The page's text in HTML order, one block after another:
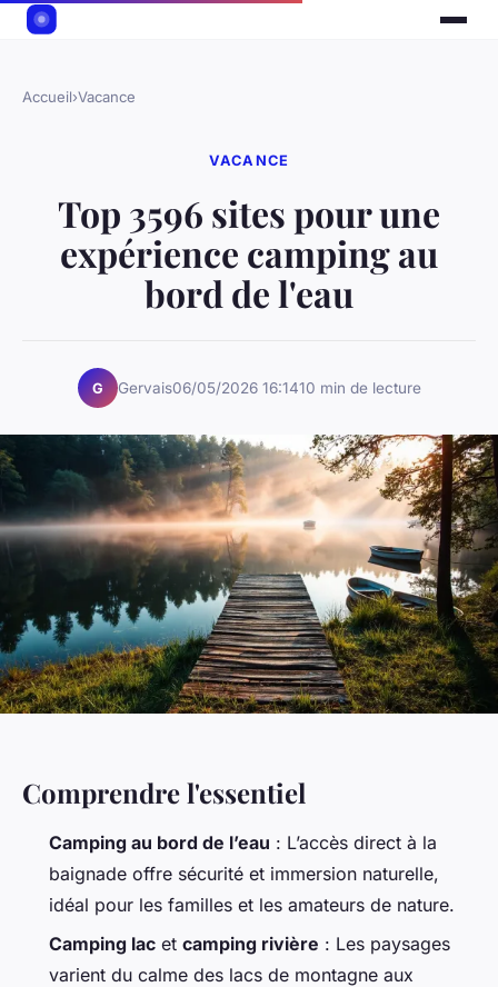
Accueil›Vacance
VACANCE
Top 3596 sites pour une
expérience camping au
bord de l'eau
G Gervais06/05/2026 16:1410 min de lecture
Comprendre l'essentiel
Camping au bord de l’eau : L’accès direct à la
baignade offre sécurité et immersion naturelle,
idéal pour les familles et les amateurs de nature.
Camping lac et camping rivière : Les paysages
varient du calme des lacs de montagne aux